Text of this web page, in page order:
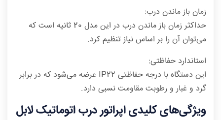
زمان باز ماندن درب:
حداکثر زمان باز ماندن درب در این مدل 20 ثانیه است که
می‌توان آن را بر اساس نیاز تنظیم کرد.
استاندارد حفاظتی:
این دستگاه با درجه حفاظتی IP22 عرضه می‌شود که در برابر
گرد و غبار و رطوبت مقاومت نسبی دارد.
ویژگی‌های کلیدی اپراتور درب اتوماتیک لابل